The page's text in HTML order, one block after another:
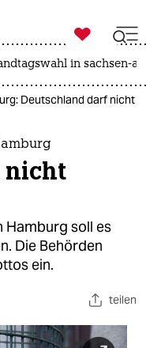

taz zahl ich
in sachsen-
Deutschland darf nicht
nicht
Hamburg soll es
Die Behörden
ein.
teilen